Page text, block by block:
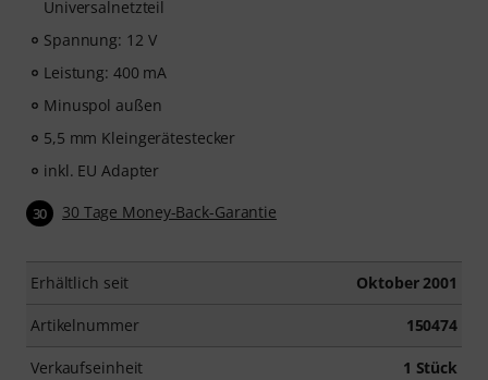
Universalnetzteil
Spannung: 12 V
Leistung: 400 mA
Minuspol außen
5,5 mm Kleingerätestecker
inkl. EU Adapter
30 30 Tage Money-Back-Garantie
Erhältlich seit Oktober 2001
Artikelnummer 150474
Verkaufseinheit 1 Stück